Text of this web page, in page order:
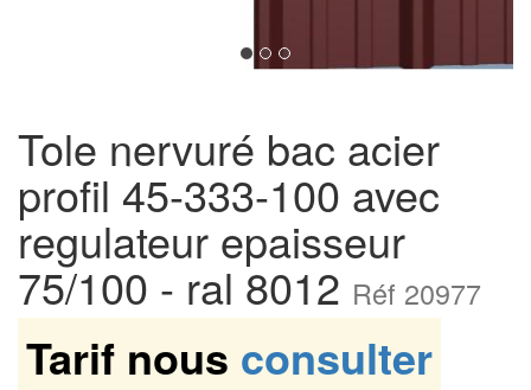
Tole nervuré bac acier
profil 45-333-100 avec
regulateur epaisseur
75/100 - ral 8012 Réf 20977
Tarif nous consulter